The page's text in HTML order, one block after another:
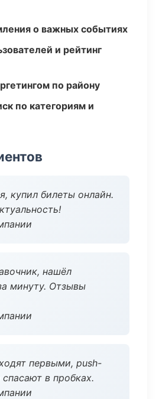
о важных событиях
и рейтинг
по району
по категориям и
купил билеты онлайн.
нашёл
минуту. Отзывы
первыми, push-
в пробках.